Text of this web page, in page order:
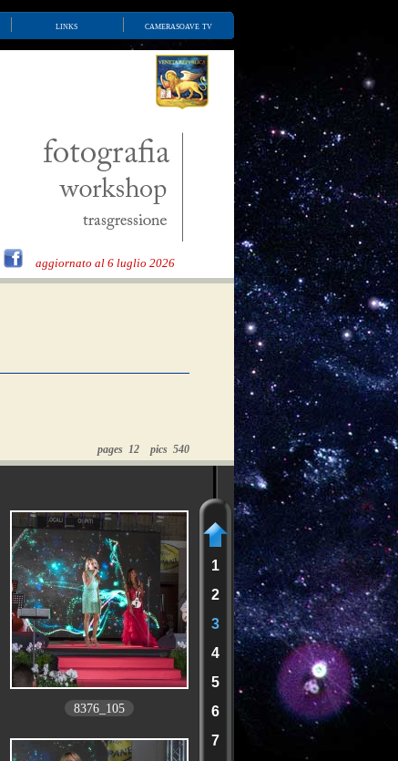
links camerasoave tv
aggiornato al 6 luglio 2026
pages 12 pics 540
1
2
3
4
5
6
7
8376_105